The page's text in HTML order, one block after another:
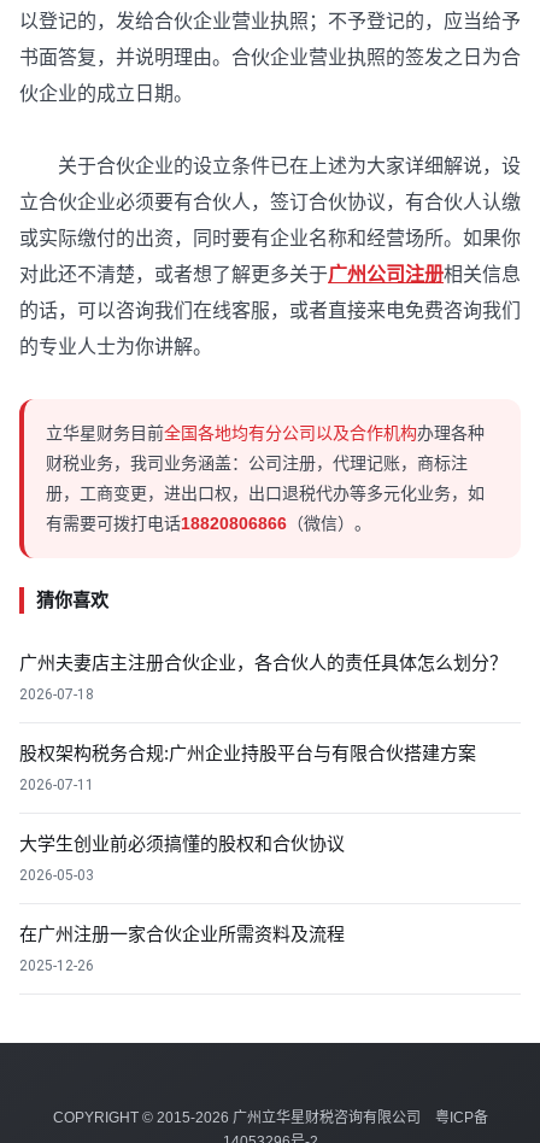
以登记的，发给合伙企业营业执照；不予登记的，应当给予
书面答复，并说明理由。合伙企业营业执照的签发之日为合
伙企业的成立日期。
关于合伙企业的设立条件已在上述为大家详细解说，设
立合伙企业必须要有合伙人，签订合伙协议，有合伙人认缴
或实际缴付的出资，同时要有企业名称和经营场所。如果你
对此还不清楚，或者想了解更多关于广州公司注册相关信息
的话，可以咨询我们在线客服，或者直接来电免费咨询我们
的专业人士为你讲解。
立华星财务目前全国各地均有分公司以及合作机构办理各种
财税业务，我司业务涵盖：公司注册，代理记账，商标注
册，工商变更，进出口权，出口退税代办等多元化业务，如
有需要可拨打电话18820806866 （微信）。
猜你喜欢
广州夫妻店主注册合伙企业，各合伙人的责任具体怎么划分？
2026-07-18
股权架构税务合规:广州企业持股平台与有限合伙搭建方案
2026-07-11
大学生创业前必须搞懂的股权和合伙协议
2026-05-03
在广州注册一家合伙企业所需资料及流程
2025-12-26
COPYRIGHT © 2015-2026 广州立华星财税咨询有限公司 粤ICP备